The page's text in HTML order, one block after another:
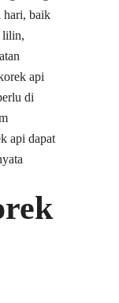
hari, baik
lilin,
api
di
api dapat